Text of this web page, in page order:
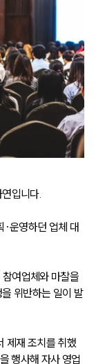
입니다.
·운영하던 업체 대
여업체와 마찰을
위반하는 일이 발
제재 조치를 취했
행사해 자사 영업